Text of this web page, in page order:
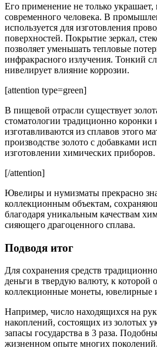
Его применение не только украшает,
современного человека. В
используется для изготовления
поверхностей. Покрытие зеркал,
позволяет уменьшать тепловые
инфракрасного излучения. Тонкий
нивелирует влияние коррозии.
[attention type=green]
В пищевой отрасли существует
стоматологии традиционно коронки
изготавливаются из сплавов этого
производстве золото с добавками
изготовлении химических приборов.
[/attention]
Ювелиры и нумизматы прекрасно
коллекционным объектам,
благодаря уникальным качествам
сияющего драгоценного сплава.
Подводя итог
Для сохранения средств
деньги в твердую валюту, к которой
коллекционные монеты, ювелирные
Например, число находящихся на
накоплений, состоящих из золотых
запасы государства в 3 раза.
жизненном опыте многих поколений.